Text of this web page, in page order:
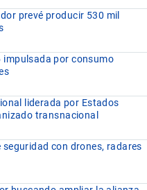
prevé producir 530 mil
impulsada por consumo
liderada por Estados
transnacional
con drones, radares